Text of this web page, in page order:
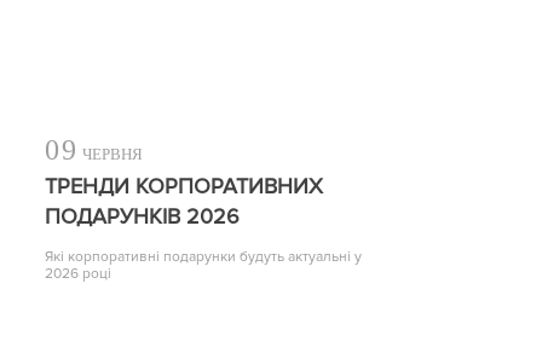
09 ЧЕРВНЯ
ТРЕНДИ КОРПОРАТИВНИХ
ПОДАРУНКІВ 2026
Які корпоративні подарунки будуть актуальні у
2026 році